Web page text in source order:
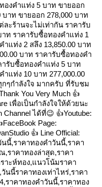
องคำแท่ง 5 บาท ขายออก
บาท ขายออก 278,000 บาท
ะร้านจะไม่เท่ากัน ราคารับ
ท ราคารับซื้อทองคำแท่ง 1
แท่ง 2 สลึง 13,850.00 บาท
บาท ราคารับซื้อทองคำ
รับซื้อทองคำแท่ง 5 บาท
ำแท่ง 10 บาท 277,000.00
ๆกำลังใจ มากครับ ที่รับชม
You Very Much 👍
เพื่อเป็นกำลังใจให้ด้วยนะ
ได้ที่😉 👍Youtube:
Page:
👍 Line Official:
นนี้,ราคาทองคำวันนี้,ราคา
,ราคาทองล่าสุด,ราคา
าะห์ทอง,แนวโน้มราคา
นนี้ราคาทองเท่าไหร่,ราคา
ราคาทองคําวันนี้,ราคาทอง